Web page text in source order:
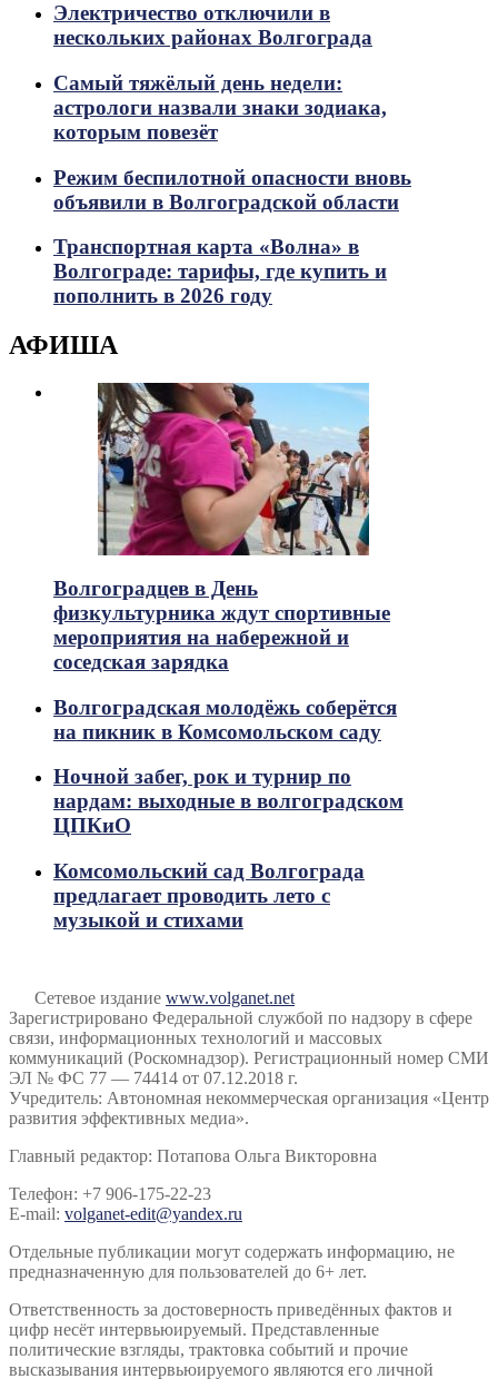
Электричество отключили в
нескольких районах Волгограда
Самый тяжёлый день недели:
астрологи назвали знаки зодиака,
которым повезёт
Режим беспилотной опасности вновь
объявили в Волгоградской области
Транспортная карта «Волна» в
Волгограде: тарифы, где купить и
пополнить в 2026 году
АФИША
Волгоградцев в День
физкультурника ждут спортивные
мероприятия на набережной и
соседская зарядка
Волгоградская молодёжь соберётся
на пикник в Комсомольском саду
Ночной забег, рок и турнир по
нардам: выходные в волгоградском
ЦПКиО
Комсомольский сад Волгограда
предлагает проводить лето с
музыкой и стихами
Сетевое издание www.volganet.net
Зарегистрировано Федеральной службой по надзору в сфере
связи, информационных технологий и массовых
коммуникаций (Роскомнадзор). Регистрационный номер СМИ
ЭЛ № ФС 77 — 74414 от 07.12.2018 г.
Учредитель: Автономная некоммерческая организация «Центр
развития эффективных медиа».
Главный редактор: Потапова Ольга Викторовна
Телефон: +7 906-175-22-23
E-mail: volganet-edit@yandex.ru
Отдельные публикации могут содержать информацию, не
предназначенную для пользователей до 6+ лет.
Ответственность за достоверность приведённых фактов и
цифр несёт интервьюируемый. Представленные
политические взгляды, трактовка событий и прочие
высказывания интервьюируемого являются его личной